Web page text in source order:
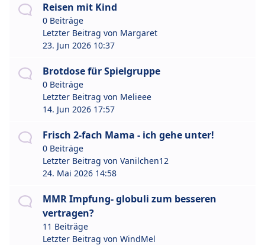
Reisen mit Kind
0 Beiträge
Letzter Beitrag von Margaret
23. Jun 2026 10:37
Brotdose für Spielgruppe
0 Beiträge
Letzter Beitrag von Melieee
14. Jun 2026 17:57
Frisch 2-fach Mama - ich gehe unter!
0 Beiträge
Letzter Beitrag von Vanilchen12
24. Mai 2026 14:58
MMR Impfung- globuli zum besseren
vertragen?
11 Beiträge
Letzter Beitrag von WindMel